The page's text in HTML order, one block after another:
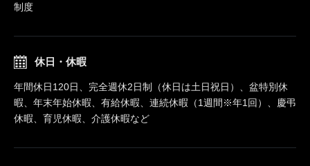
制度
休日・休暇
年間休日120日、完全週休2日制（休日は土日祝日）、盆特別休
暇、年末年始休暇、有給休暇、連続休暇（1週間※年1回）、慶弔
休暇、育児休暇、介護休暇など